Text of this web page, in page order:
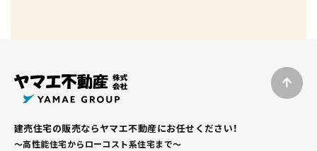
建売住宅の販売ならヤマエ不動産にお任せください！
～高性能住宅からローコスト系住宅まで～